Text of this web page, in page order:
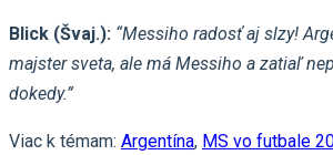
Blick (Švaj.): “Messiho radosť aj slzy!
majster sveta, ale má Messiho a zatiaľ
dokedy.”
Viac k témam: Argentína, MS vo futbale